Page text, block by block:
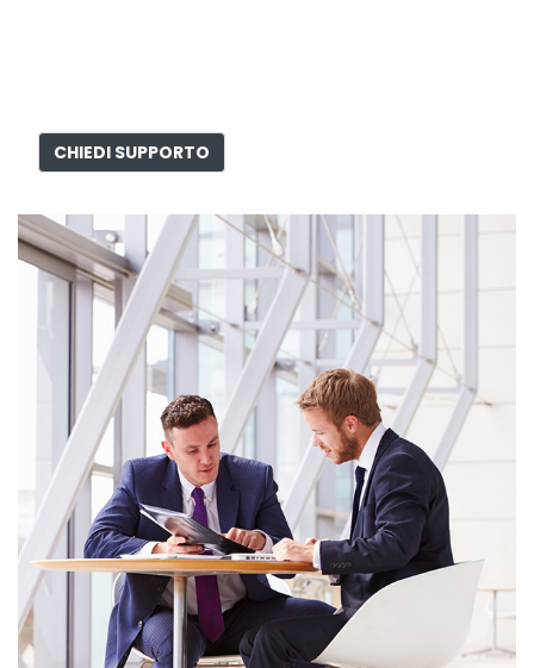
CHIEDI SUPPORTO